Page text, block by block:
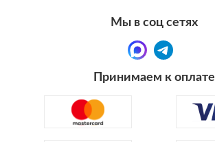
Мы в соц сетях
Принимаем к оплате